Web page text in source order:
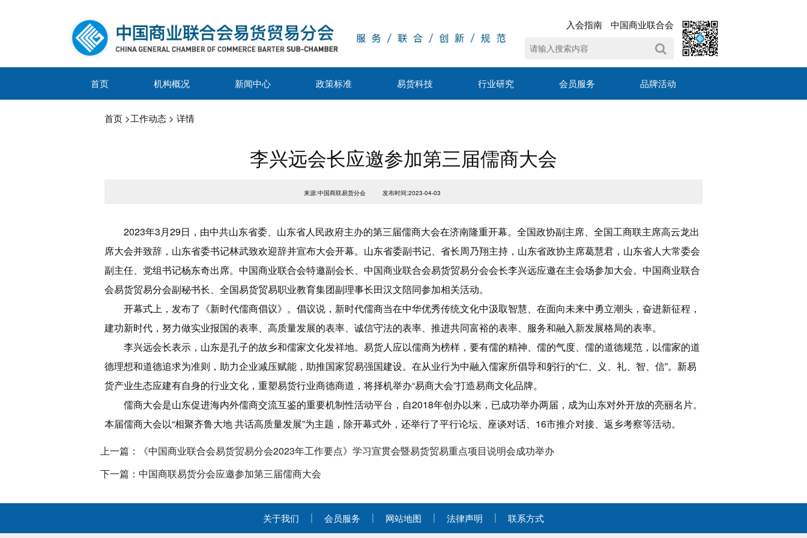
入会指南 中国商业联合会
首页 机构概况 新闻中心 政策标准 易货科技 行业研究 会员服务 品牌活动
首页 >工作动态 > 详情
李兴远会长应邀参加第三届儒商大会
来源:中国商联易货分会 发布时间:2023-04-03
2023年3月29日，由中共山东省委、山东省人民政府主办的第三届儒商大会在济南隆重开幕。全国政协副主席、全国工商联主席高云龙出
席大会并致辞，山东省委书记林武致欢迎辞并宣布大会开幕。山东省委副书记、省长周乃翔主持，山东省政协主席葛慧君，山东省人大常委会
副主任、党组书记杨东奇出席。中国商业联合会特邀副会长、中国商业联合会易货贸易分会会长李兴远应邀在主会场参加大会。中国商业联合
会易货贸易分会副秘书长、全国易货贸易职业教育集团副理事长田汉文陪同参加相关活动。
开幕式上，发布了《新时代儒商倡议》。倡议说，新时代儒商当在中华优秀传统文化中汲取智慧、在面向未来中勇立潮头，奋进新征程，
建功新时代，努力做实业报国的表率、高质量发展的表率、诚信守法的表率、推进共同富裕的表率、服务和融入新发展格局的表率。
李兴远会长表示，山东是孔子的故乡和儒家文化发祥地。易货人应以儒商为榜样，要有儒的精神、儒的气度、儒的道德规范，以儒家的道
德理想和道德追求为准则，助力企业减压赋能，助推国家贸易强国建设。在从业行为中融入儒家所倡导和躬行的“仁、义、礼、智、信”。新易
货产业生态应建有自身的行业文化，重塑易货行业商德商道，将择机举办“易商大会”打造易商文化品牌。
儒商大会是山东促进海内外儒商交流互鉴的重要机制性活动平台，自2018年创办以来，已成功举办两届，成为山东对外开放的亮丽名片。
本届儒商大会以“相聚齐鲁大地 共话高质量发展”为主题，除开幕式外，还举行了平行论坛、座谈对话、16市推介对接、返乡考察等活动。
上一篇：《中国商业联合会易货贸易分会2023年工作要点》学习宣贯会暨易货贸易重点项目说明会成功举办
下一篇：中国商联易货分会应邀参加第三届儒商大会
关于我们 会员服务 网站地图 法律声明 联系方式